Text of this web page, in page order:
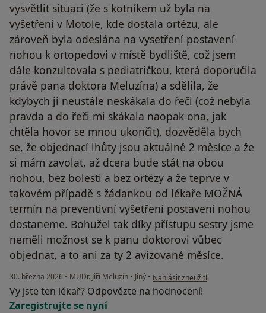
vysvětlit situaci (že s kotníkem už byla na
vyšetření v Motole, kde dostala ortézu, ale
zároveň byla odeslána na vysetření postavení
nohou k ortopedovi v místě bydliště, což jsem
dále konzultovala s pediatričkou, která doporučila
právě pana doktora Meluzína) a sdělila, že
kdybych ji neustále neskákala do řeči (což nebyla
pravda a do řeči mi skákala naopak ona, jak
chtěla hovor se mnou ukončit), dozvěděla bych
se, že objednací lhůty jsou aktuálně 2 měsíce a že
si mám zavolat, až dcera bude stát na obou
nohou, bez bolesti a bez ortézy a že teprve v
takovém případě s žádankou od lékaře MOŽNÁ
termín na preventivní vyšetření postavení nohou
dostaneme. Bohužel tak díky přístupu sestry jsme
neměli možnost se k panu doktorovi vůbec
objednat, a to ani za ty 2 avizované měsíce.
30. března 2026 • MUDr. Jiří Meluzín • Jiný • podle názoru uživatele L.K.
Nahlásit zneužití
Vy jste ten lékař? Odpovězte na hodnocení!
Zaregistrujte se nyní